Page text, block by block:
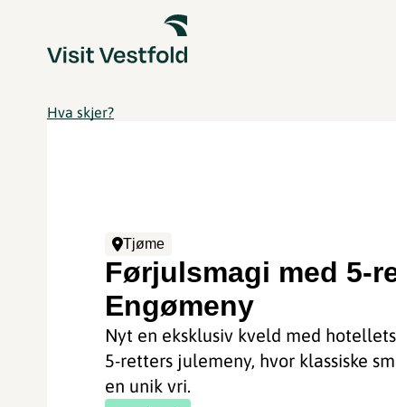
Hva skjer?
Tjøme
Førjulsmagi med 5-
Engømeny
Nyt en eksklusiv kveld med
5-retters julemeny, hvor klassiske
en unik vri.